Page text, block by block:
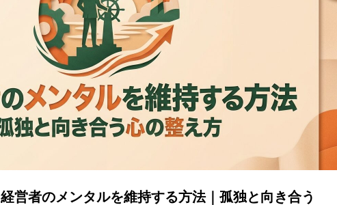
経営者のメンタルを維持する方法｜孤独と向き合う